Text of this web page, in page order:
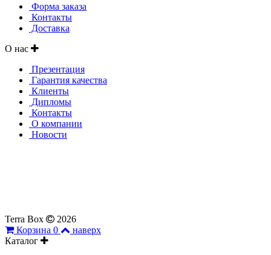
Форма заказа
Контакты
Доставка
О нас
Презентация
Гарантия качества
Клиенты
Дипломы
Контакты
О компании
Новости
Terra Box
2026
Корзина 0
наверх
Каталог